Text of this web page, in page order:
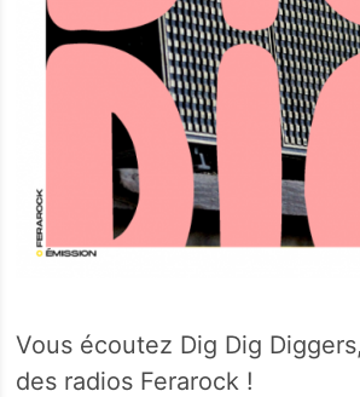
Vous écoutez Dig Dig
des radios Ferarock !